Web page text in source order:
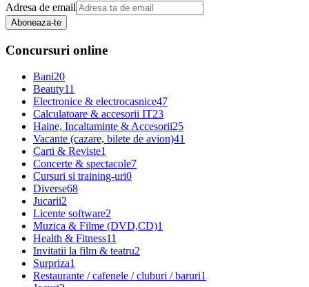
Adresa de email
Aboneaza-te
Concursuri online
Bani20
Beauty11
Electronice & electrocasnice47
Calculatoare & accesorii IT23
Haine, Incaltaminte & Accesorii25
Vacante (cazare, bilete de avion)41
Carti & Reviste1
Concerte & spectacole7
Cursuri si training-uri0
Diverse68
Jucarii2
Licente software2
Muzica & Filme (DVD,CD)1
Health & Fitness11
Invitatii la film & teatru2
Surpriza1
Restaurante / cafenele / cluburi / baruri1